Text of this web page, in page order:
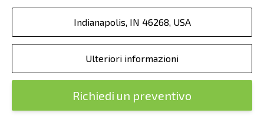
Indianapolis, IN 46268, USA
Ulteriori informazioni
Richiedi un preventivo